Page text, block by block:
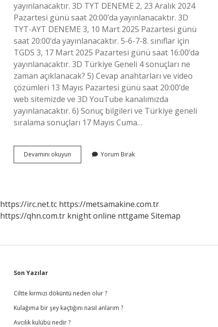
yayınlanacaktır. 3D TYT DENEME 2, 23 Aralık 2024
Pazartesi günü saat 20:00’da yayınlanacaktır. 3D
TYT-AYT DENEME 3, 10 Mart 2025 Pazartesi günü
saat 20:00’da yayınlanacaktır. 5-6-7-8. sınıflar için
TGDS 3, 17 Mart 2025 Pazartesi günü saat 16:00’da
yayınlanacaktır. 3D Türkiye Geneli 4 sonuçları ne
zaman açıklanacak? 5) Cevap anahtarları ve video
çözümleri 13 Mayıs Pazartesi günü saat 20:00’de
web sitemizde ve 3D YouTube kanalımızda
yayınlanacaktır. 6) Sonuç bilgileri ve Türkiye geneli
sıralama sonuçları 17 Mayıs Cuma…
Devamını okuyun
Türkiye
Açıklanacak
2024
Yorum Bırak
https://irc.net.tc https://metsamakine.com.tr
https://qhn.com.tr knight online nttgame Sitemap
Sidebar
Son Yazılar
Ciltte kırmızı döküntü neden olur ?
Kulağıma bir şey kaçtığını nasıl anlarım ?
Avcılık kulübü nedir ?